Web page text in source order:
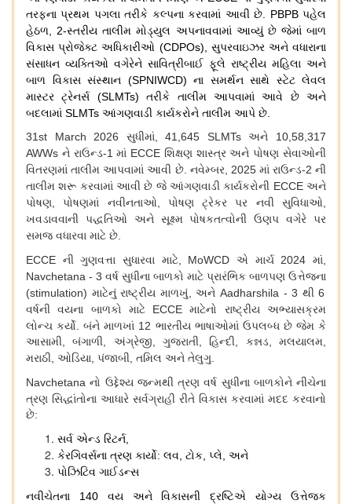
તરફના પ્રથમ પગલા તરીકે કલ્પના કરવામાં આવી છે. PBPBપહેલ
હેઠળ, 2-સ્તરીય તાલીમ મોડ્યુલ અપનાવવામાં આવ્યું છે જેમાં બાળ
વિકાસ પ્રોજેક્ટ અધિકારીઓ (CDPOs), સુપરવાઇઝર અને વધારાના
સંસાધન વ્યક્તિઓ વગેરેને સાવિત્રીબાઈ ફૂલે રાષ્ટ્રીય મહિલા અને
બાળ
વિકાસ સંસ્થાન (SPNIWCD) ના સમર્થન સાથે સ્ટેટ લેવલ
માસ્ટર ટ્રેનર્સ(SLMTs)તરીકે તાલીમ આપવામાં આવે છે અને
બદલામાં SLMTs આંગણવાડી કાર્યકરોને તાલીમ આપે છે.
31st March 2026 સુધીમાં, 41,645 SLMTsઅને 10,58,317
AWWs ને રાઉન્ડ-1માં ECCE શિક્ષણ શાસ્ત્ર અને પોષણ સેવાઓની
વિતરણમાં તાલીમ આપવામાં આવી છે. નવેમ્બર, 2025 માં રાઉન્ડ-2ની
તાલીમ શરૂ કરવામાં આવી છે જે આંગણવાડી કાર્યકરોની ECCEઅને
પોષણ, પોષણમાં નવીનતાઓ, પોષણ ટ્રેકર પર નવી સુવિધાઓ,
ખવડાવવાની
પદ્ધતિઓ અને સૂક્ષ્મ પોષકતત્વોની ઉણપ વગેરે
પર
સમજ વધારવા માટે છે.
ECCE ની ગુણવત્તા સુધારવા માટે, MoWCDએ માર્ચ2024માં,
Navchetana - 3 વર્ષ સુધીના બાળકો માટે પ્રારંભિક બાળપણ ઉત્તેજના
(stimulation) માટેનું રાષ્ટ્રીય માળખું,અને Aadharshila - 3 થી6
વર્ષની વયના બાળકો માટેECCEમાટેનો રાષ્ટ્રીય અભ્યાસક્રમ
લોન્ચ કર્યો.બંને માળખાં 12 ભારતીય ભાષાઓમાં ઉપલબ્ધ છે જેમ કે
આસામી,બંગાળી, અંગ્રેજી,ગુજરાતી, હિન્દી, કન્નડ,મલયાલમ,
મરાઠી, ઓડિયા, પંજાબી, તમિલ અને તેલુગુ.
Navchetanaનો ઉદ્દેશ્ય જન્મથી ત્રણ વર્ષ સુધીના બાળકોને નીચેના
ત્રણ સિદ્ધાંતોના આધારે સર્વગ્રાહી રીતે વિકાસ કરવામાં મદદ કરવાનો
છે:
સર્વ એન્ડ રિટર્ન,
કેરગિવર્સના ત્રણ કાર્યો: લવ, ટોક, પ્લે, અને
પોઝિટિવ ગાઈડન્સ
નવીચેતના 140 વય અને વિકાસની દ્રષ્ટિએ યોગ્ય
ઉત્તેજક